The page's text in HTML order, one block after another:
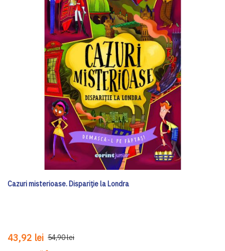
Cazuri misterioase. Dispariție la Londra
43,92 lei 54,90 lei